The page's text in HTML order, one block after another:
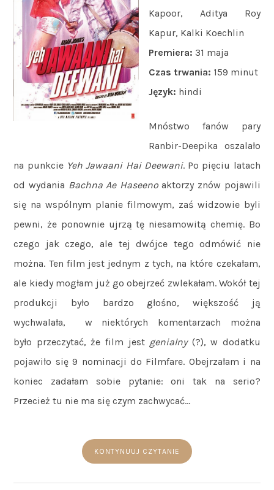
Kapoor, Aditya Roy
Kapur, Kalki Koechlin
Premiera: 31 maja
Czas trwania: 159 minut
Język: hindi
Mnóstwo fanów pary
Ranbir-Deepika oszalało
na punkcie Yeh Jawaani Hai Deewani. Po pięciu latach
od wydania Bachna Ae Haseenoaktorzy znów pojawili
się na wspólnym planie filmowym, zaś widzowie byli
pewni, że ponownie ujrzą tę niesamowitą chemię. Bo
czego jak czego, ale tej dwójce tego odmówić nie
można. Ten film jest jednym z tych, na które czekałam,
ale kiedy mogłam już go obejrzeć zwlekałam. Wokół tej
produkcji było bardzo głośno, większość ją
wychwalała, w niektórych komentarzach można
było przeczytać, że film jest genialny(?), w dodatku
pojawiło się 9 nominacji do Filmfare. Obejrzałam i na
koniec zadałam sobie pytanie: oni tak na serio?
Przecież tu nie ma się czym zachwycać…
KONTYNUUJ CZYTANIE